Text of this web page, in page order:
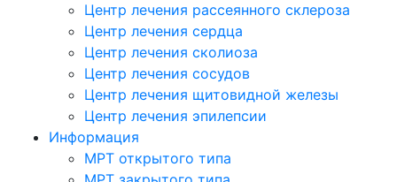
Центр лечения рассеянного склероза
Центр лечения сердца
Центр лечения сколиоза
Центр лечения сосудов
Центр лечения щитовидной железы
Центр лечения эпилепсии
Информация
МРТ открытого типа